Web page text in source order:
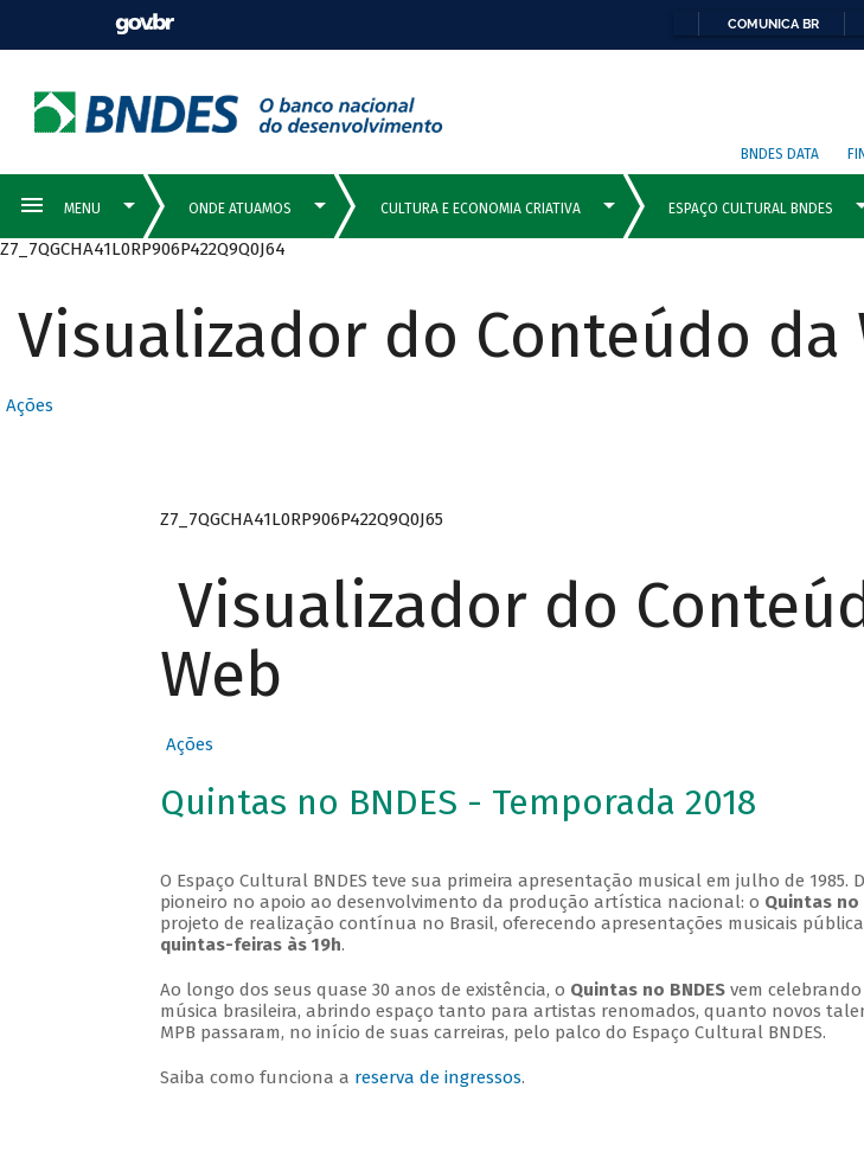
COMUNICA BR
BNDES DATA
Z7_7QGCHA41L0RP906P422Q9Q0J64
Visualizador do Conteúdo da
Ações
Z7_7QGCHA41L0RP906P422Q9Q0J65
Visualizador do
Web
Ações
Quintas no BNDES - Temporada 2018
O Espaço Cultural BNDES teve sua primeira apresentação musical em julho de 1985.
pioneiro no apoio ao desenvolvimento da produção artística nacional: o Quintas no
projeto de realização contínua no Brasil, oferecendo apresentações musicais
quintas-feiras às 19h.
Ao longo dos seus quase 30 anos de existência, o Quintas no BNDESvem
música brasileira, abrindo espaço tanto para artistas renomados, quanto novos
MPB passaram, no início de suas carreiras, pelo palco do Espaço Cultural BNDES.
Saiba como funciona a reserva de ingressos.